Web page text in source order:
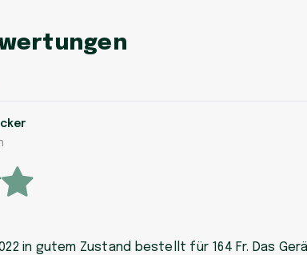
in gutem Zustand bestellt für 164 Fr. Das